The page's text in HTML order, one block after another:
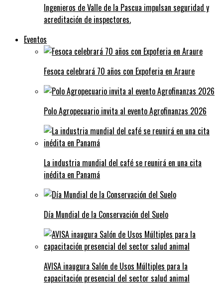
Ingenieros de Valle de la Pascua impulsan seguridad y
acreditación de inspectores.
Eventos
Fesoca celebrará 70 años con Expoferia en Araure
Polo Agropecuario invita al evento Agrofinanzas 2026
La industria mundial del café se reunirá en una cita
inédita en Panamá
Día Mundial de la Conservación del Suelo
AVISA inaugura Salón de Usos Múltiples para la
capacitación presencial del sector salud animal